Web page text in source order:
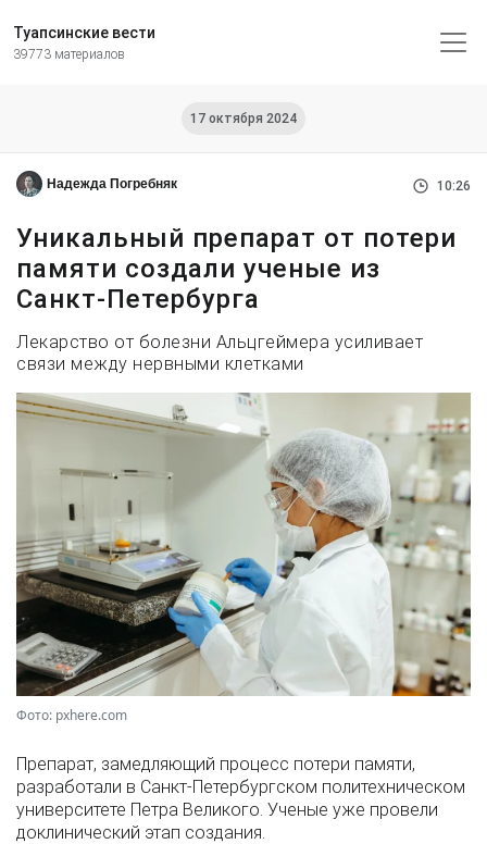
Туапсинские вести
39773 материалов
17 октября 2024
Надежда Погребняк 10:26
Уникальный препарат от потери
памяти создали ученые из
Санкт-Петербурга
Лекарство от болезни Альцгеймера усиливает
связи между нервными клетками
Фото: pxhere.com
Препарат, замедляющий процесс потери памяти,
разработали в Санкт-Петербургском политехническом
университете Петра Великого. Ученые уже провели
доклинический этап создания.